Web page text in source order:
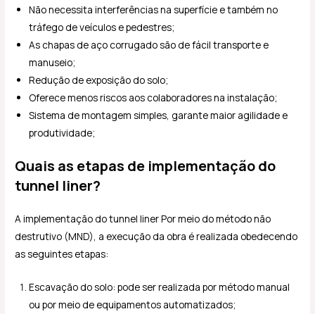
Não necessita interferências na superfície e também no
tráfego de veículos e pedestres;
As chapas de aço corrugado são de fácil transporte e
manuseio;
Redução de exposição do solo;
Oferece menos riscos aos colaboradores na instalação;
Sistema de montagem simples, garante maior agilidade e
produtividade;
Quais as etapas de implementação do
tunnel liner?
A implementação do tunnel liner Por meio do método não
destrutivo (MND), a execução da obra é realizada obedecendo
as seguintes etapas:
Escavação do solo: pode ser realizada por método manual
ou por meio de equipamentos automatizados;